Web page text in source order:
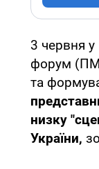
3 червня у
форум
та
низку
України,